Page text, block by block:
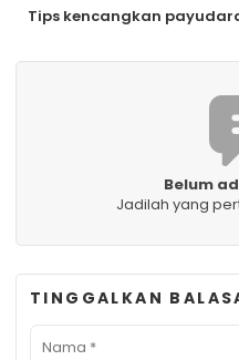
Tips kencangkan
Belum
Jadilah yang
TINGGALKAN